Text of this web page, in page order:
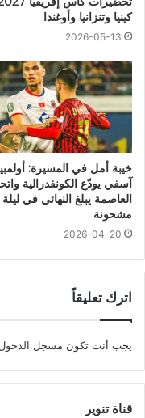
كينيا وتنزانيا وأوغندا
2026-05-13
خيبة أمل في المسيرة:
آسفي يودّع الكونفدرالية
العاصمة يبلغ النهائي في ليلة
مشحونة
2026-04-20
اترك تعليقاً
يجب أنت تكون مسجل الدخول
قناة تنوير